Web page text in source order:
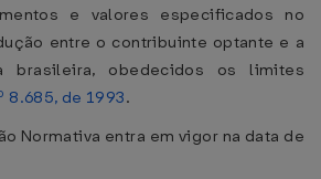
e valores especificados no
entre o contribuinte optante e a
brasileira, obedecidos os limites
8.685, de 1993.
Normativa entra em vigor na data de